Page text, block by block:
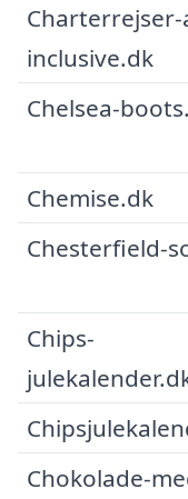
Charterrejser-
inclusive.dk
Chelsea-
Chemise.dk
Chesterfield-
Chips-
Chokolade-